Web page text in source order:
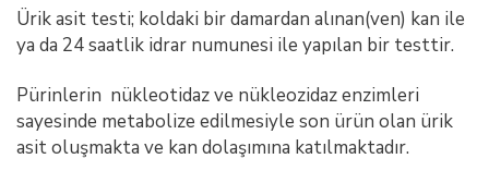
Ürik asit testi; koldaki bir damardan alınan(ven) kan ile
ya da 24 saatlik idrar numunesi ile yapılan bir testtir.
Pürinlerin nükleotidaz ve nükleozidaz enzimleri
sayesinde metabolize edilmesiyle son ürün olan ürik
asit oluşmakta ve kan dolaşımına katılmaktadır.